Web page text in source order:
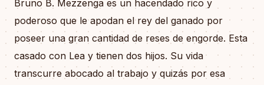
Bruno B. Mezzenga es un hacendado rico y
poderoso que le apodan el rey del ganado por
poseer una gran cantidad de reses de engorde. Esta
casado con Lea y tienen dos hijos. Su vida
transcurre abocado al trabajo y quizás por esa